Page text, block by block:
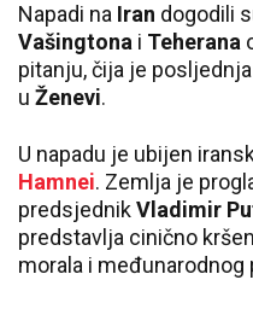
Napadi na Iran dogodili
Vašingtona i Teherana
pitanju, čija je
u Ženevi.
U napadu je ubijen
Hamnei. Zemlja je
predsjednikVladimir
predstavlja cinično
morala i međunarodnog